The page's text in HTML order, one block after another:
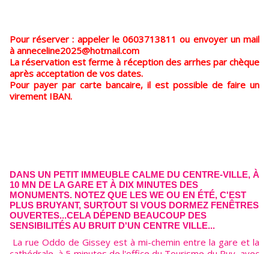
Pour réserver : appeler le 0603713811 ou envoyer un mail
à anneceline2025@hotmail.com
La réservation est ferme à réception des arrhes par chèque
après acceptation de vos dates.
Pour payer par carte bancaire, il est possible de faire un
virement IBAN.
DANS UN PETIT IMMEUBLE CALME DU CENTRE-VILLE, À
10 MN DE LA GARE ET À DIX MINUTES DES
MONUMENTS. NOTEZ QUE LES WE OU EN ÉTÉ, C'EST
PLUS BRUYANT, SURTOUT SI VOUS DORMEZ FENÊTRES
OUVERTES...CELA DÉPEND BEAUCOUP DES
SENSIBILITÉS AU BRUIT D'UN CENTRE VILLE...
La rue Oddo de Gissey est à mi-chemin entre la gare et la